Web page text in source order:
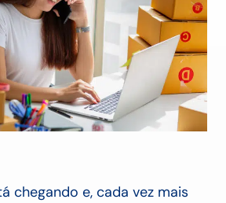
chegando e, cada vez mais